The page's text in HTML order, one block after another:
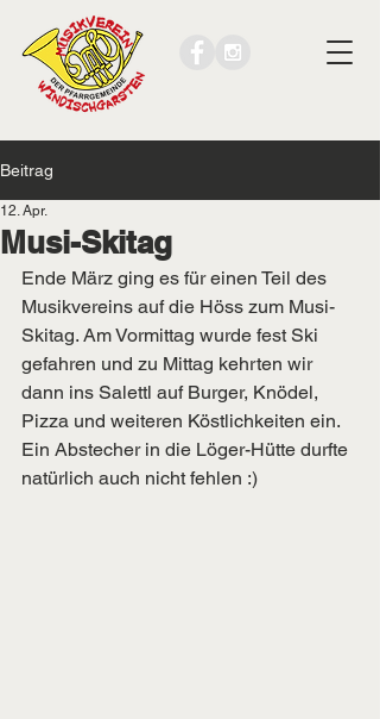
Beitrag
Musi-Skitag
12. Apr.
Ende März ging es für einen Teil des
Musikvereins auf die Höss zum Musi-
Skitag. Am Vormittag wurde fest Ski
gefahren und zu Mittag kehrten wir
dann ins Salettl auf Burger, Knödel,
Pizza und weiteren Köstlichkeiten ein.
Ein Abstecher in die Löger-Hütte durfte
natürlich auch nicht fehlen :)